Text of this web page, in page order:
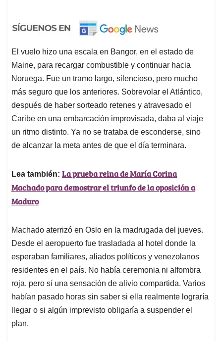
El vuelo hizo una escala en Bangor, en el estado de
Maine, para recargar combustible y continuar hacia
Noruega. Fue un tramo largo, silencioso, pero mucho
más seguro que los anteriores. Sobrevolar el Atlántico,
después de haber sorteado retenes y atravesado el
Caribe en una embarcación improvisada, daba al viaje
un ritmo distinto. Ya no se trataba de esconderse, sino
de alcanzar la meta antes de que el día terminara.
Lea también: La prueba reina de María Corina
Machado para demostrar el triunfo de la oposición a
Maduro
Machado aterrizó en Oslo en la madrugada del jueves.
Desde el aeropuerto fue trasladada al hotel donde la
esperaban familiares, aliados políticos y venezolanos
residentes en el país. No había ceremonia ni alfombra
roja, pero sí una sensación de alivio compartida. Varios
habían pasado horas sin saber si ella realmente lograría
llegar o si algún imprevisto obligaría a suspender el
plan.